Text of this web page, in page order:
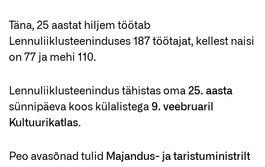
Täna, 25 aastat hiljem töötab
Lennuliiklusteeninduses 187 töötajat, kellest naisi
on 77 ja mehi 110.
Lennuliiklusteenindus tähistas oma 25. aasta
sünnipäeva koos külalistega 9. veebruaril
Kultuurikatlas.
Peo avasõnad tulid Majandus- ja taristuministrilt